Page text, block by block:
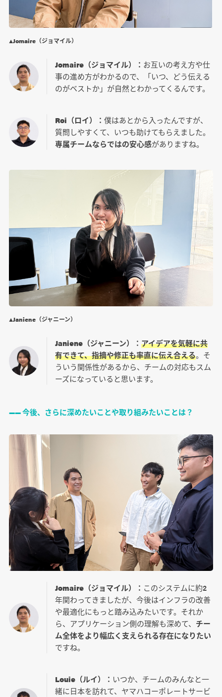
▲Jomaire（ジョマイル）
Jomaire（ジョマイル）： お互いの考え方や仕
事の進め方がわかるので、「いつ、どう伝える
のがベストか」が自然とわかってくるんです。
Roi（ロイ）： 僕はあとから入ったんですが、
質問しやすくて、いつも助けてもらえました。
専属チームならではの安心感がありますね。
▲Janiene（ジャニーン）
Janiene（ジャニーン）： アイデアを気軽に共
有できて、指摘や修正も率直に伝え合える。そ
ういう関係性があるから、チームの対応もスム
ーズになっていると思います。
―― 今後、さらに深めたいことや取り組みたいことは？
Jomaire（ジョマイル）： このシステムに約2
年関わってきましたが、今後はインフラの改善
や最適化にもっと踏み込みたいです。それか
ら、アプリケーション側の理解も深めて、 チー
ム全体をより幅広く支えられる存在になりたい
ですね。
Louie（ルイ）： いつか、チームのみんなと一
緒に日本を訪れて、ヤマハコーポレートサービ